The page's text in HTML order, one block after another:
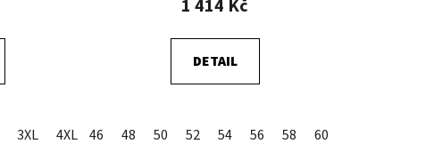
3XL 4XL
1 414 Kč
DETAIL
46 48 50 52 54 56 58 60